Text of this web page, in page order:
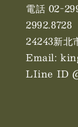
電話 02-
2992.8728
24243新北
Email:
LIine ID